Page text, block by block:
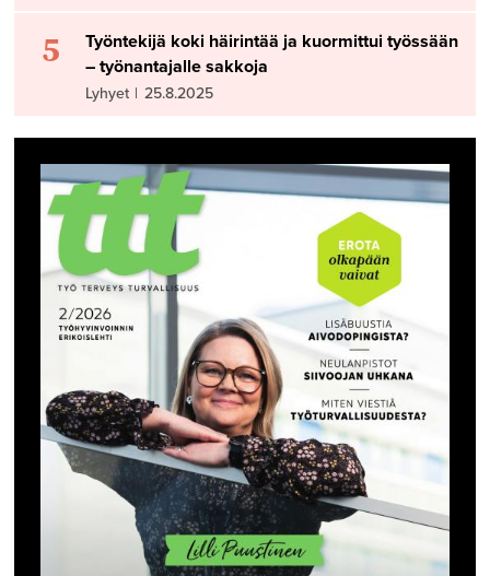
5
Työntekijä koki häirintää ja kuormittui työssään
– työnantajalle sakkoja
Lyhyet | 25.8.2025